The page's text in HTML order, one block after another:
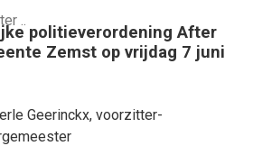
..
politieverordening After
Zemst op vrijdag 7 juni
Geerinckx, voorzitter-